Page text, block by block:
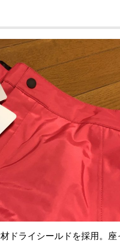
ドライシールドを採用。座